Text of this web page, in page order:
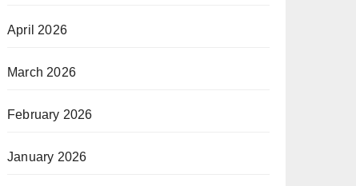
April 2026
March 2026
February 2026
January 2026